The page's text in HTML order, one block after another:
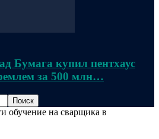
Бумага купил пентхаус
за 500 млн…
обучение на сварщика в